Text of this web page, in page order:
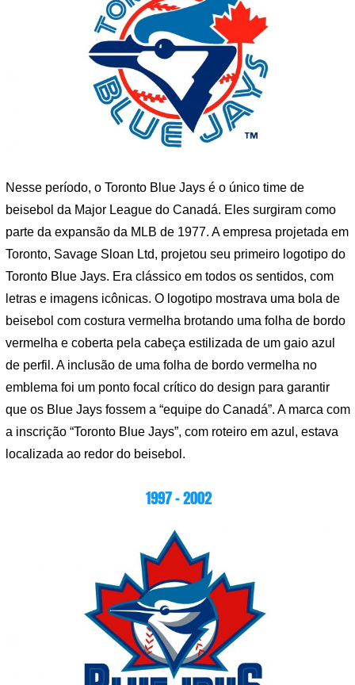
Nesse período, o Toronto Blue Jays é o único time de
beisebol da Major League do Canadá. Eles surgiram como
parte da expansão da MLB de 1977. A empresa projetada em
Toronto, Savage Sloan Ltd, projetou seu primeiro logotipo do
Toronto Blue Jays. Era clássico em todos os sentidos, com
letras e imagens icônicas. O logotipo mostrava uma bola de
beisebol com costura vermelha brotando uma folha de bordo
vermelha e coberta pela cabeça estilizada de um gaio azul
de perfil. A inclusão de uma folha de bordo vermelha no
emblema foi um ponto focal crítico do design para garantir
que os Blue Jays fossem a “equipe do Canadá”. A marca com
a inscrição “Toronto Blue Jays”, com roteiro em azul, estava
localizada ao redor do beisebol.
1997 – 2002